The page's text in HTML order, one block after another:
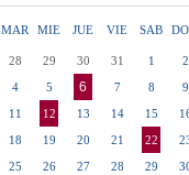
MAR MIE JUE VIE SAB
28 29 30 31 1
2
4 5 6 7 8
9
11 12 13 14 15
18 19 20 21 22
25 26 27 28 29